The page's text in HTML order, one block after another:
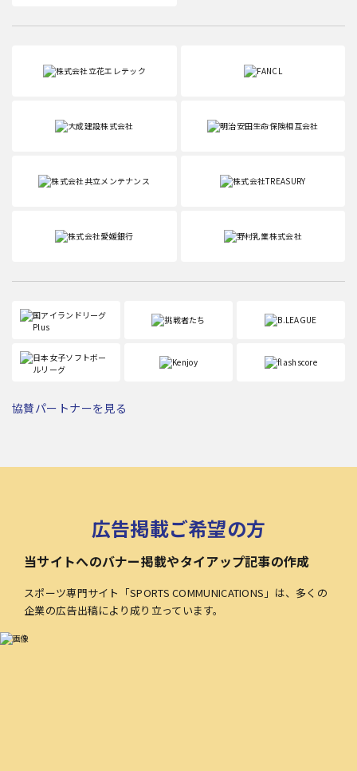
協賛パートナーを見る
広告掲載ご希望の方
当サイトへのバナー掲載やタイアップ記事の作成
スポーツ専門サイト「SPORTS COMMUNICATIONS」は、多くの
企業の広告出稿により成り立っています。